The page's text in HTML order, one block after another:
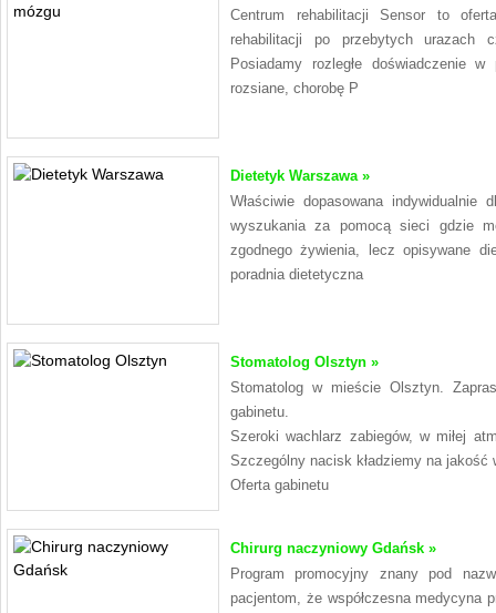
Centrum rehabilitacji Sensor to
rehabilitacji po przebytych urazach
Posiadamy rozległe doświadczenie
rozsiane, chorobę P
Dietetyk Warszawa »
Właściwie dopasowana
wyszukania za pomocą sieci gdzie
zgodnego żywienia, lecz opisywane
poradnia dietetyczna
Stomatolog Olsztyn »
Stomatolog w mieście Olsztyn.
gabinetu.
Szeroki wachlarz zabiegów, w miłej
Szczególny nacisk kładziemy na jakość
Oferta gabinetu
Chirurg naczyniowy Gdańsk »
Program promocyjny znany pod
pacjentom, że współczesna medycyna